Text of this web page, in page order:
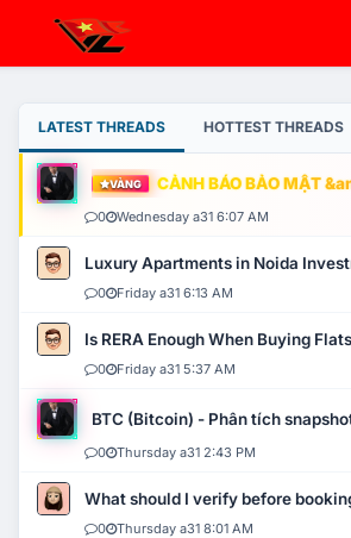
LATEST THREADS HOTTEST THREADS
VÀNG CẢNH BÁO BẢO MẬT
0 Wednesday a31 6:07 AM
Luxury Apartments in Noida
0 Friday a31 6:13 AM
Is RERA Enough When Buying
0 Friday a31 5:37 AM
BTC (Bitcoin) - Phân tích
0 Thursday a31 2:43 PM
What should I verify before
0 Thursday a31 8:01 AM